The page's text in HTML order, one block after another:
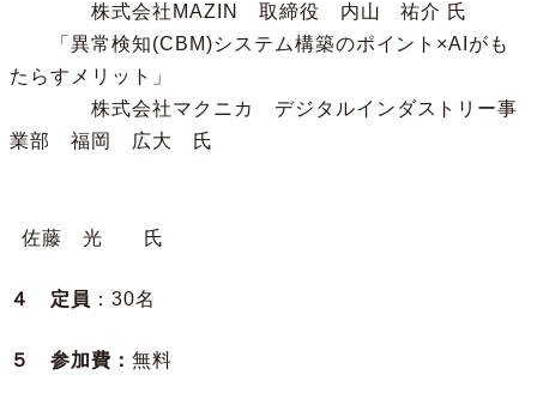
株式会社MAZIN 取締役 内山 祐介 氏
「異常検知(CBM)システム構築のポイント×AIがも
たらすメリット」
株式会社マクニカ デジタルインダストリー事
業部 福岡 広大 氏
佐藤 光 氏
４ 定員 ：30名
５ 参加費： 無料